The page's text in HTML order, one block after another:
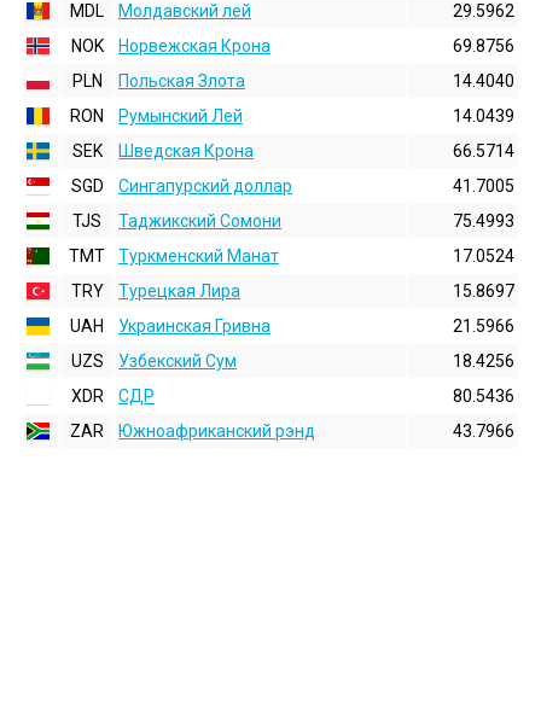
MDL
Молдавский лей
29.5962
NOK
Норвежская Крона
69.8756
PLN
Польская Злота
14.4040
RON
Румынский Лей
14.0439
SEK
Шведская Крона
66.5714
SGD
Сингапурский доллар
41.7005
TJS
Таджикский Сомони
75.4993
TMT
Туркменский Манат
17.0524
TRY
Турецкая Лира
15.8697
UAH
Украинская Гривна
21.5966
UZS
Узбекский Сум
18.4256
XDR
СДР
80.5436
ZAR
Южноафриканский рэнд 43.7966